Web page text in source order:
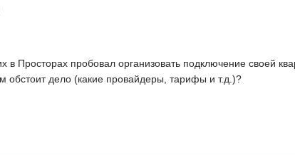
в Просторах пробовал организовать подключение своей
обстоит дело (какие провайдеры, тарифы и т.д.)?